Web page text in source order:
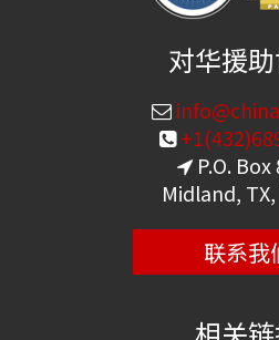
对华援
P.O. Box
Midland,
联系我